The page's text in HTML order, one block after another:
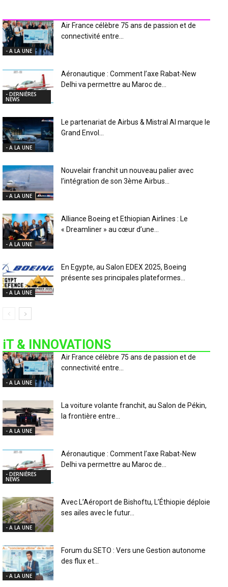
- A LA UNE
Air France célèbre 75 ans de passion et de
connectivité entre...
- DERNIÈRES
NEWS
Aéronautique : Comment l’axe Rabat-New
Delhi va permettre au Maroc de...
- A LA UNE
Le partenariat de Airbus & Mistral AI marque le
Grand Envol...
- A LA UNE
Nouvelair franchit un nouveau palier avec
l’intégration de son 3ème Airbus...
- A LA UNE
Alliance Boeing et Ethiopian Airlines : Le
« Dreamliner » au cœur d’une...
- A LA UNE
En Egypte, au Salon EDEX 2025, Boeing
présente ses principales plateformes...
iT & INNOVATIONS
- A LA UNE
Air France célèbre 75 ans de passion et de
connectivité entre...
- A LA UNE
La voiture volante franchit, au Salon de Pékin,
la frontière entre...
- DERNIÈRES
NEWS
Aéronautique : Comment l’axe Rabat-New
Delhi va permettre au Maroc de...
- A LA UNE
Avec L’Aéroport de Bishoftu, L’Éthiopie déploie
ses ailes avec le futur...
- A LA UNE
Forum du SETO : Vers une Gestion autonome
des flux et...